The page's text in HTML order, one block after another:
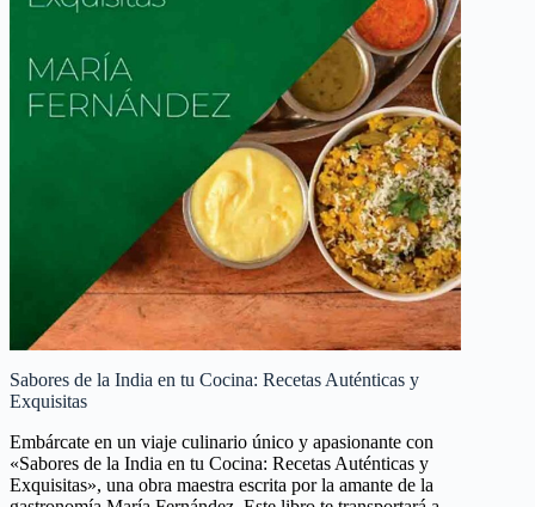
Sabores de la India en tu Cocina: Recetas Auténticas y
Exquisitas
Embárcate en un viaje culinario único y apasionante con
«Sabores de la India en tu Cocina: Recetas Auténticas y
Exquisitas», una obra maestra escrita por la amante de la